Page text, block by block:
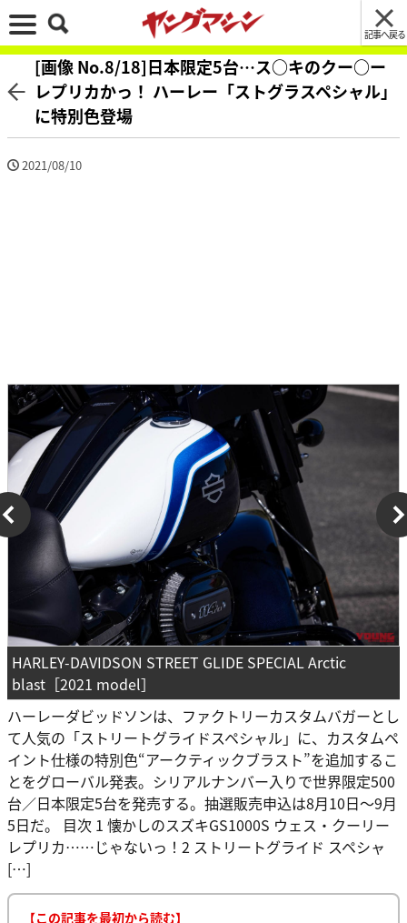
記事へ戻る
[画像 No.8/18]日本限定5台…ス○キのクー○ー
レプリカかっ！ ハーレー「ストグラスペシャル」
に特別色登場
2021/08/10
HARLEY-DAVIDSON STREET GLIDE SPECIAL Arctic
blast［2021 model］
ハーレーダビッドソンは、ファクトリーカスタムバガーとし
て人気の「ストリートグライドスペシャル」に、カスタムペ
イント仕様の特別色“アークティックブラスト”を追加するこ
とをグローバル発表。シリアルナンバー入りで世界限定500
台／日本限定5台を発売する。抽選販売申込は8月10日～9月
5日だ。 目次 1 懐かしのスズキGS1000S ウェス・クーリー
レプリカ……じゃないっ！2 ストリートグライド スペシャ
[…]
【この記事を最初から読む】